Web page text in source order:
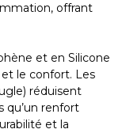
offrant
et en Silicone
le confort. Les
réduisent
qu’un renfort
et la